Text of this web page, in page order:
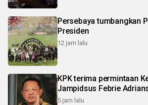
Persebaya tumbangkan
Presiden
12 jam lalu
KPK terima permintaan
Jampidsus Febrie
5 jam lalu